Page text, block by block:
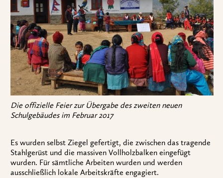
Die offizielle Feier zur Übergabe des zweiten neuen
Schulgebäudes im Februar 2017
Es wurden selbst Ziegel gefertigt, die zwischen das tragende
Stahlgerüst und die massiven Vollholzbalken eingefügt
wurden. Für sämtliche Arbeiten wurden und werden
ausschließlich lokale Arbeitskräfte engagiert.